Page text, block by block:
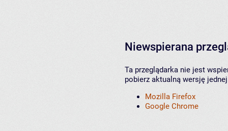
Niewspierana
Ta przeglądarka nie jest
pobierz aktualną wersję
Mozilla Firefox
Google Chrome